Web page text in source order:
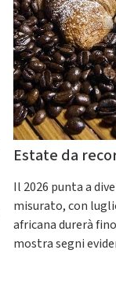
Estate da
Il 2026 punta a
misurato, con
africana durerà
mostra segni